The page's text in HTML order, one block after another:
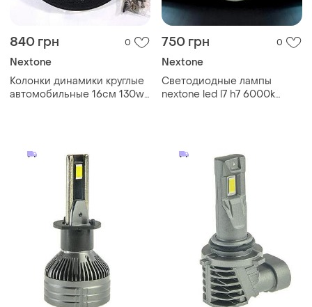
840 грн 0
Nextone
Колонки динамики круглые
автомобильные 16см 130w
750 грн 0
Nextone
Светодиодные лампы
nextone led l7 h7 6000k